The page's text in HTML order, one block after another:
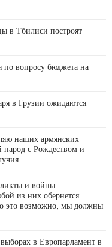
в Тбилиси построят
по вопросу бюджета на
в Грузии ожидаются
наших армянских
народ с Рождеством и
и войны
из них обернется
это возможно, мы должны
в Европарламент в